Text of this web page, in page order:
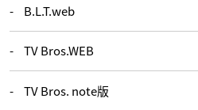
B.L.T.web
TV Bros.WEB
TV Bros. note版